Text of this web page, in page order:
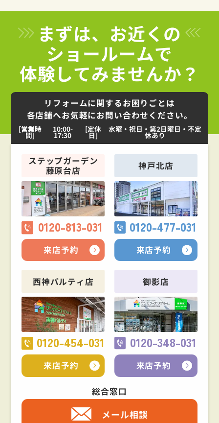
まずは、お近くの
ショールームで
体験してみませんか？
リフォームに関するお困りごとは
各店舗へお気軽にお問い合わせください。
[営業時
間]
10:00-
17:30
[定休
日]
水曜・祝日・第2日曜日・不定
休あり
ステップガーデン
藤原台店
0120-813-031
来店予約
神戸北店
0120-477-031
来店予約
西神パルティ店
0120-454-031
来店予約
御影店
0120-348-031
来店予約
総合窓口
メール相談